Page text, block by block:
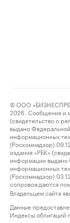
© ООО
2026. Сообщения и
(свидетельство о
выдано
информационных
(Роскомнадзор)
издания «РБК»
информации выдано
информационных
(Роскомнадзор)
сопровождаются
Владельцем сайта
Данные
Индексы облигаций